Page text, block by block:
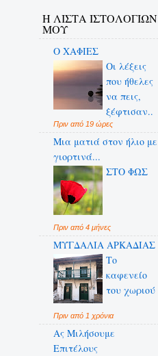
Η ΛΙΣΤΑ ΙΣΤΟΛΟΓΙΩΝ
ΜΟΥ
Ο ΧΑΦΙΕΣ
Οι λέξεις
που ήθελες
να πεις,
ξέφτισαν..
Πριν από 19 ώρες
Μια ματιά στον ήλιο με
γιορτινά...
ΣΤΟ ΦΩΣ
Πριν από 4 μήνες
ΜΥΓΔΑΛΙΑ ΑΡΚΑΔΙΑΣ
Το
καφενείο
του χωριού
Πριν από 1 χρόνια
Ας Μιλήσουμε
Επιτέλους